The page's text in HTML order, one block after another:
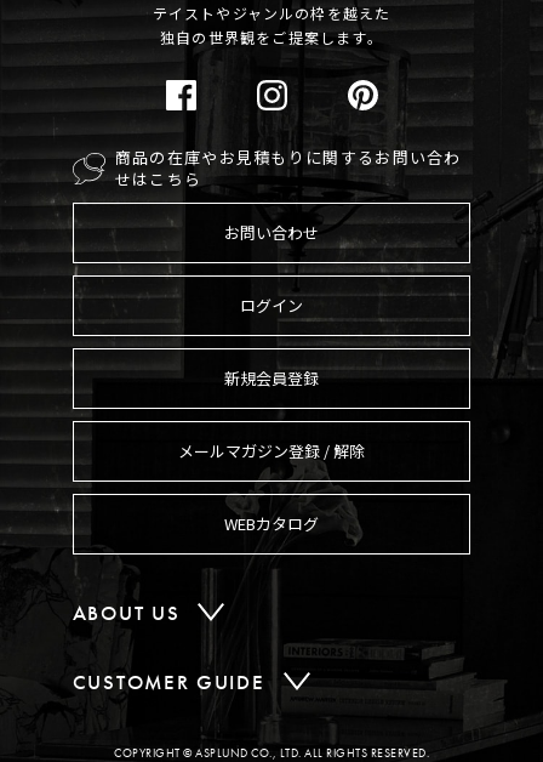
テイストやジャンルの枠を越えた
独自の世界観をご提案します。
商品の在庫やお見積もりに関するお問い合わ
せはこちら
お問い合わせ
ログイン
新規会員登録
メールマガジン登録 / 解除
WEBカタログ
ABOUT US
CUSTOMER GUIDE
COPYRIGHT © ASPLUND CO., LTD. ALL RIGHTS RESERVED.